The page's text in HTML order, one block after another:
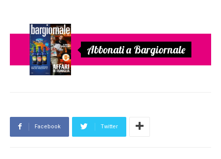
Abbonati a Bargiornale
Facebook Twitter